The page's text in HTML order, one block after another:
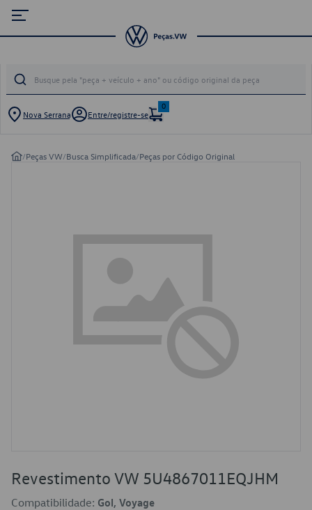
Nova Serrana Entre/registre-se
0
/Peças VW/Busca Simplificada/Peças por Código Original
Revestimento VW 5U4867011EQJHM
Compatibilidade: Gol, Voyage